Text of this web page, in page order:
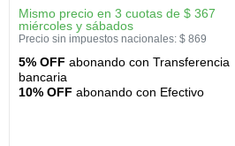
Mismo precio en 3 cuotas de $ 367
miércoles y sábados
Precio sin impuestos nacionales: $ 869
5% OFF abonando con Transferencia
bancaria
10% OFF abonando con Efectivo